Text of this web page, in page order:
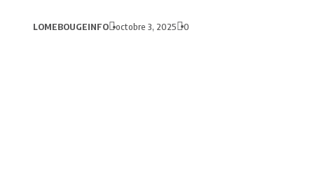
LOMEBOUGEINFO octobre 3, 2025 0